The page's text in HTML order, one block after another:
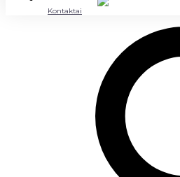
Kontaktai